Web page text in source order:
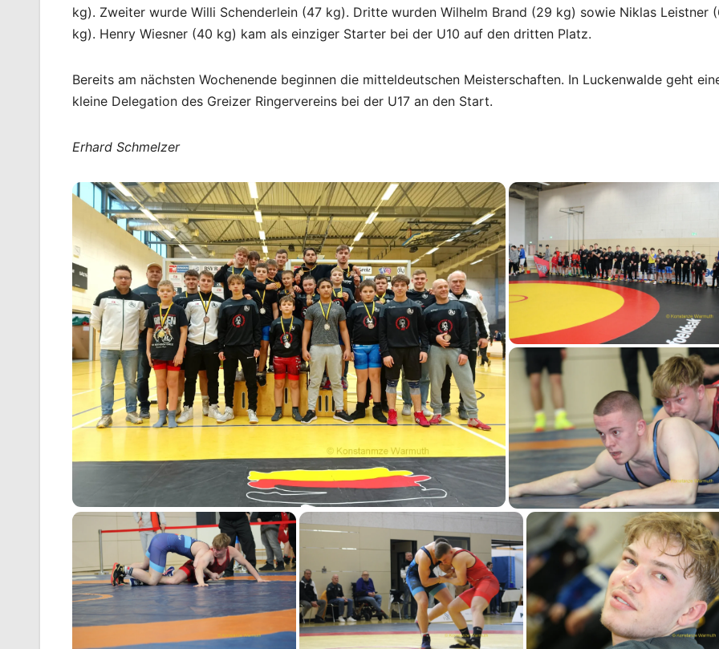
kg). Zweiter wurde Willi Schenderlein (47 kg). Dritte wurden Wilhelm Brand (29 kg) sowie Niklas Leistner
kg). Henry Wiesner (40 kg) kam als einziger Starter bei der U10 auf den dritten Platz.
Bereits am nächsten Wochenende beginnen die mitteldeutschen Meisterschaften. In Luckenwalde geht
kleine Delegation des Greizer Ringervereins bei der U17 an den Start.
Erhard Schmelzer